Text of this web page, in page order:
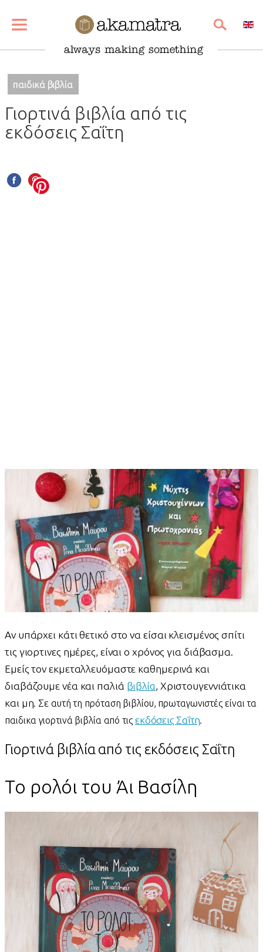
παιδικά βιβλία
Γιορτινά βιβλία από τις
εκδόσεις Σαΐτη
Αν υπάρχει κάτι θετικό στο να είσαι κλεισμένος σπίτι
τις γιορτινες ημέρες, είναι ο χρόνος για διάβασμα.
Εμείς τον εκμεταλλευόμαστε καθημερινά και
διαβάζουμε νέα και παλιά βιβλία , Χριστουγεννιάτικα
και μη. Σε αυτή τη πρόταση βιβλίου, πρωταγωνιστές είναι τα
παιδικα γιορτινά βιβλία από τις εκδόσεις Σαΐτη
Γιορτινά βιβλία από τις εκδόσεις Σαΐτη
Το ρολόι του Άι Βασίλη